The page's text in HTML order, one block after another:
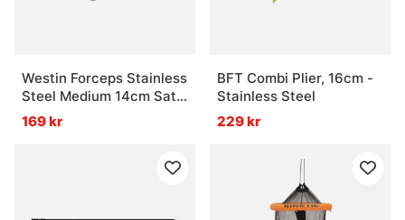
Westin Forceps Stainless
Steel Medium 14cm Satin
Finish
169 kr
BFT Combi Plier, 16cm -
Stainless Steel
229 kr